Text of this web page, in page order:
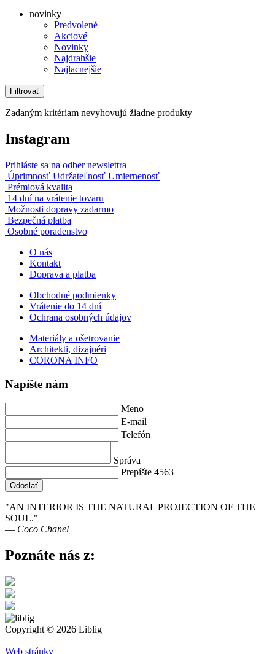
novinky
Predvolené
Akciové
Novinky
Najdrahšie
Najlacnejšie
Filtrovať
Zadaným kritériam nevyhovujú žiadne produkty
Instagram
Prihláste sa na odber newslettra
Úprimnosť Udržateľnosť Umiernenosť
Prémiová kvalita
14 dní na vrátenie tovaru
Možnosti dopravy zadarmo
Bezpečná platba
Osobné poradenstvo
O nás
Kontakt
Doprava a platba
Obchodné podmienky
Vrátenie do 14 dní
Ochrana osobných údajov
Materiály a ošetrovanie
Architekti, dizajnéri
CORONA INFO
Napíšte nám
Meno
E-mail
Telefón
Správa
Prepíšte 4563
Odoslať
"AN INTERIOR IS THE NATURAL PROJECTION OF THE
SOUL."
― Coco Chanel
Poznáte nás z:
Copyright © 2026 Liblig
Web stránky